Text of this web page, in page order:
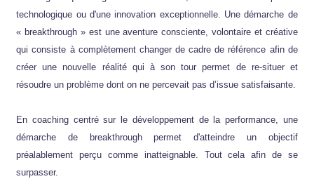
technologique ou d'une innovation exceptionnelle. Une démarche de
« breakthrough » est une aventure consciente, volontaire et créative
qui consiste à complètement changer de cadre de référence afin de
créer une nouvelle réalité qui à son tour permet de re-situer et
résoudre un problème dont on ne percevait pas d’issue satisfaisante.
En coaching centré sur le développement de la performance, une
démarche de breakthrough permet d'atteindre un objectif
préalablement perçu comme inatteignable. Tout cela afin de se
surpasser.